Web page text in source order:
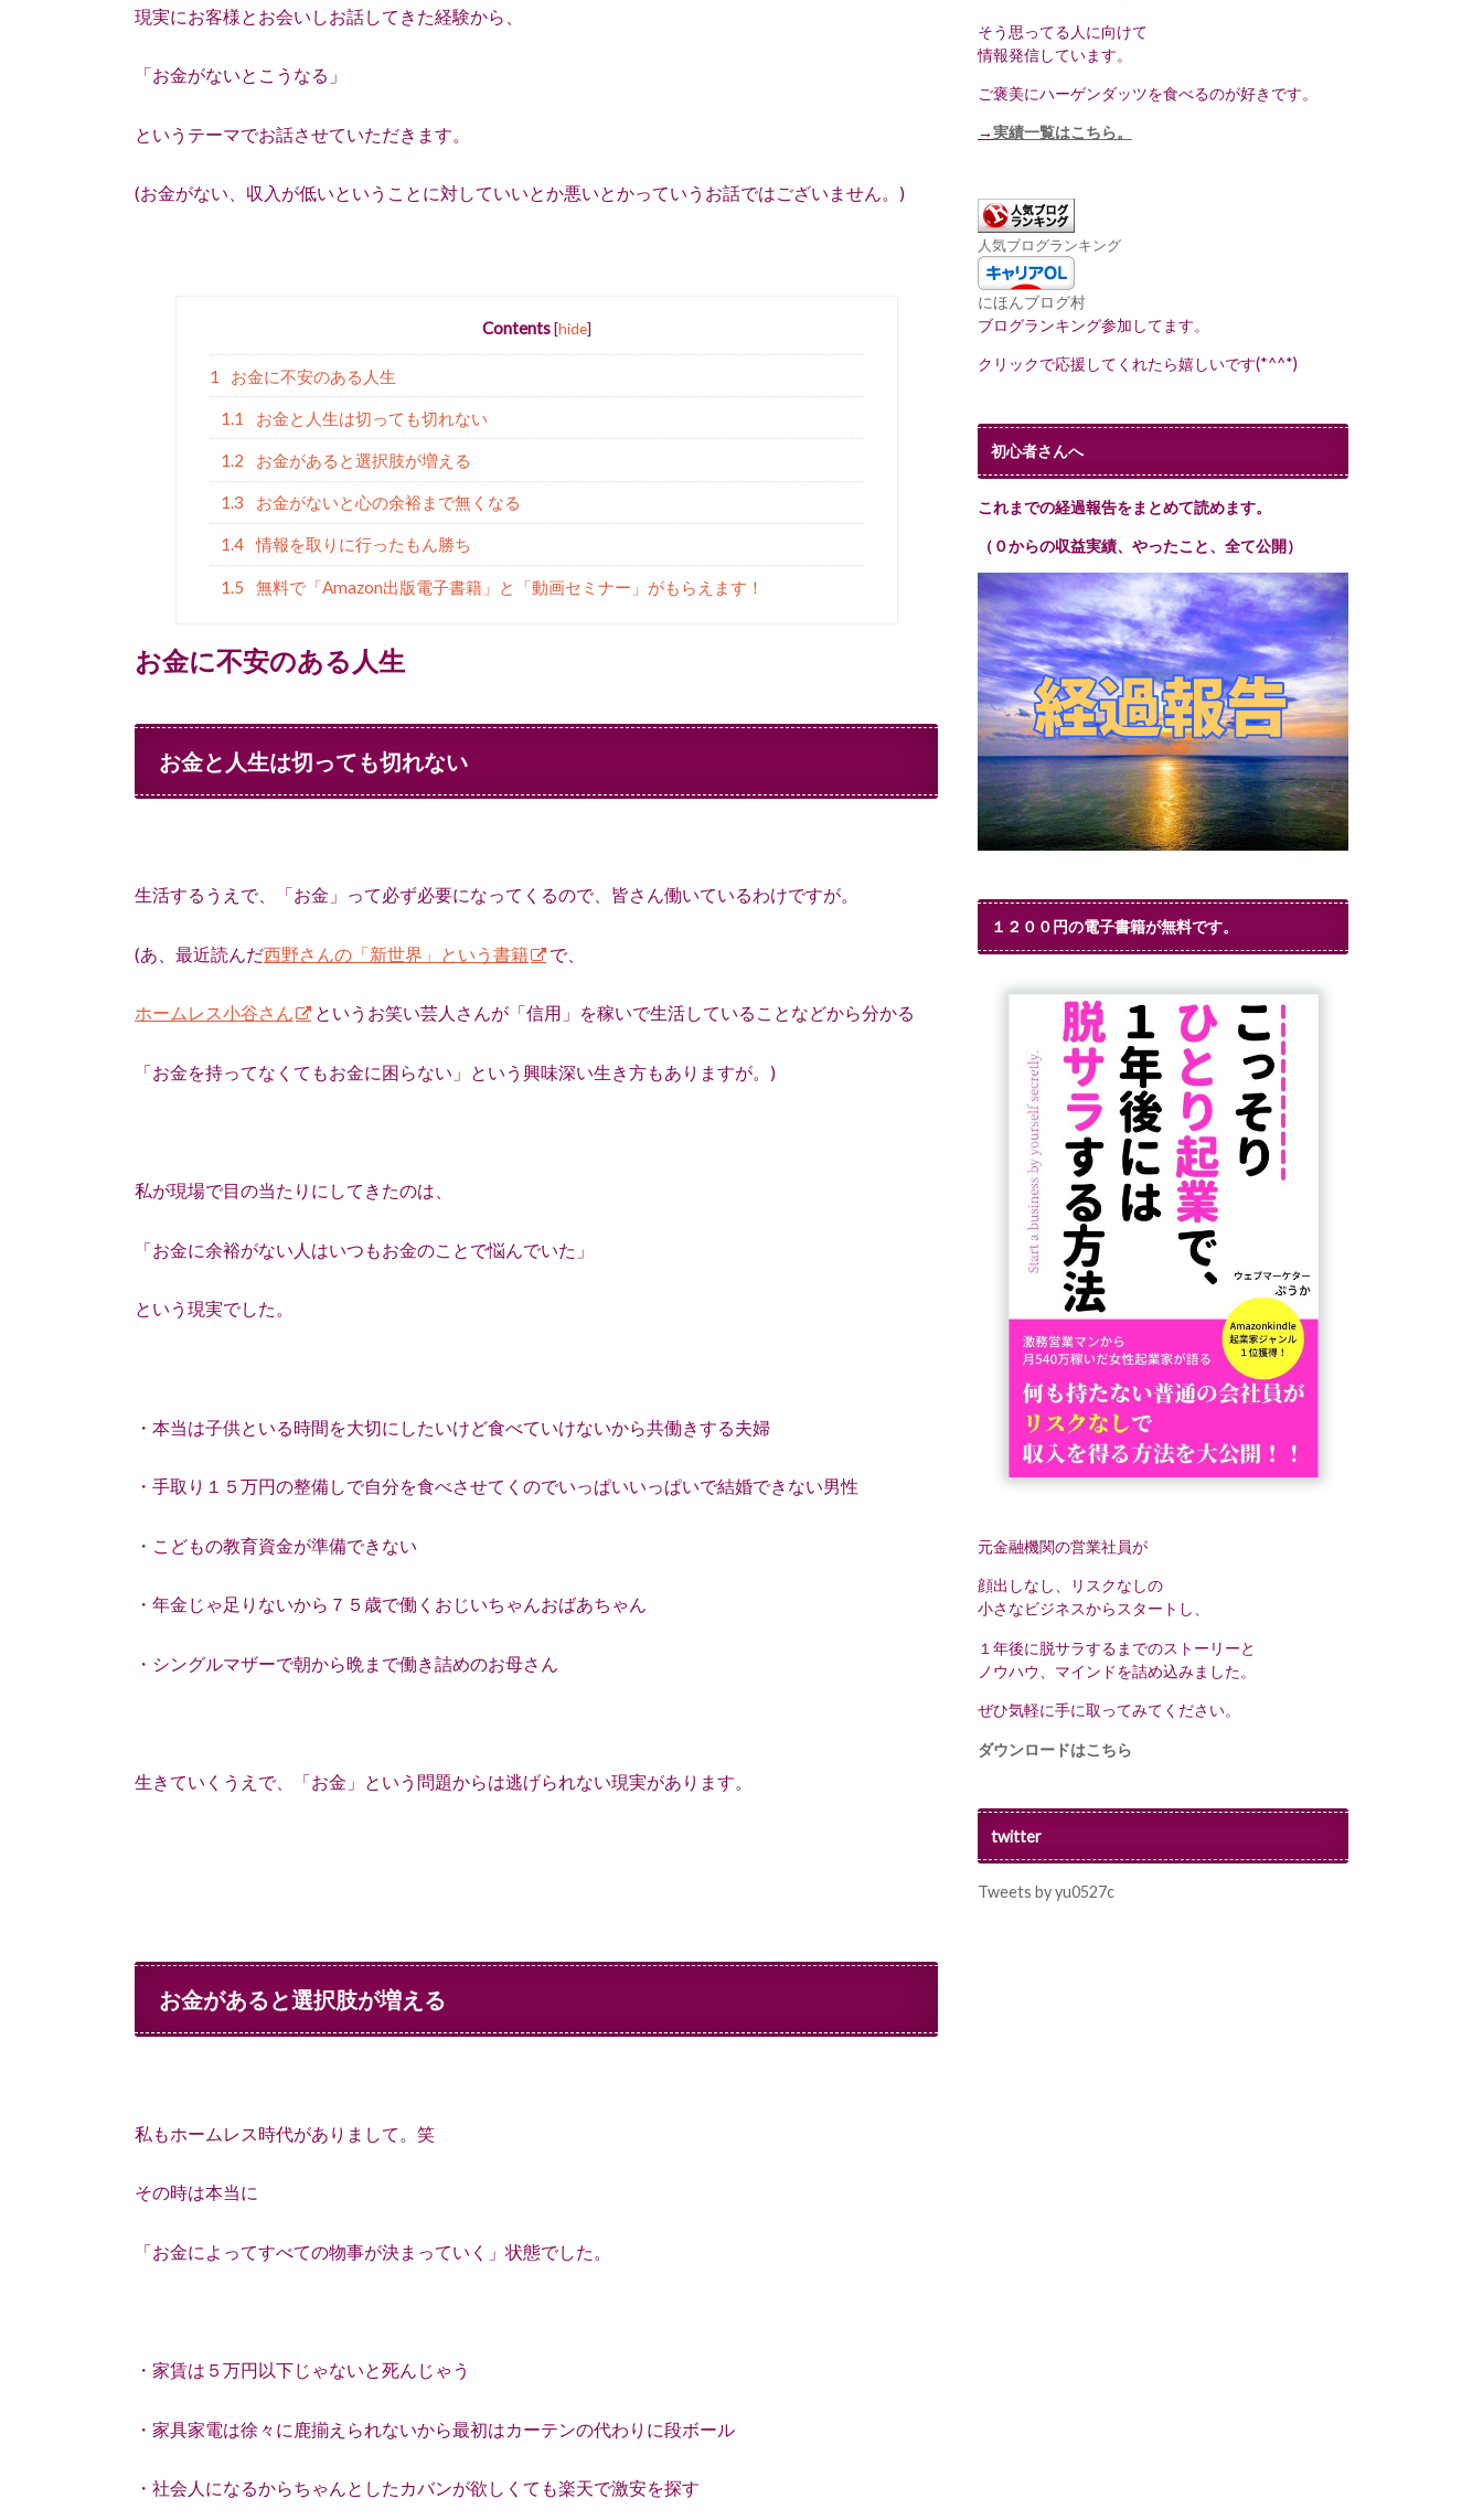
現実にお客様とお会いしお話してきた経験から、
「お金がないとこうなる」
というテーマでお話させていただきます。
(お金がない、収入が低いということに対していいとか悪いとかっていうお話ではございません。)
Contents [hide]
1 お金に不安のある人生
1.1 お金と人生は切っても切れない
1.2 お金があると選択肢が増える
1.3 お金がないと心の余裕まで無くなる
1.4 情報を取りに行ったもん勝ち
1.5 無料で「Amazon出版電子書籍」と「動画セミナー」がもらえます！
お金に不安のある人生
お金と人生は切っても切れない
生活するうえで、「お金」って必ず必要になってくるので、皆さん働いているわけですが。
(あ、最近読んだ西野さんの「新世界」という書籍 で、
ホームレス小谷さん というお笑い芸人さんが「信用」を稼いで生活していることなどから分かる
「お金を持ってなくてもお金に困らない」という興味深い生き方もありますが。)
私が現場で目の当たりにしてきたのは、
「お金に余裕がない人はいつもお金のことで悩んでいた」
という現実でした。
・本当は子供といる時間を大切にしたいけど食べていけないから共働きする夫婦
・手取り１５万円の整備しで自分を食べさせてくのでいっぱいいっぱいで結婚できない男性
・こどもの教育資金が準備できない
・年金じゃ足りないから７５歳で働くおじいちゃんおばあちゃん
・シングルマザーで朝から晩まで働き詰めのお母さん
生きていくうえで、「お金」という問題からは逃げられない現実があります。
お金があると選択肢が増える
私もホームレス時代がありまして。笑
その時は本当に
「お金によってすべての物事が決まっていく」状態でした。
・家賃は５万円以下じゃないと死んじゃう
・家具家電は徐々に鹿揃えられないから最初はカーテンの代わりに段ボール
・社会人になるからちゃんとしたカバンが欲しくても楽天で激安を探す
そう思ってる人に向けて
情報発信しています。
ご褒美にハーゲンダッツを食べるのが好きです。
→実績一覧はこちら。
人気ブログランキング
にほんブログ村
ブログランキング参加してます。
クリックで応援してくれたら嬉しいです(*^^*)
初心者さんへ
これまでの経過報告をまとめて読めます。
（０からの収益実績、やったこと、全て公開）
１２００円の電子書籍が無料です。
元金融機関の営業社員が
顔出しなし、リスクなしの
小さなビジネスからスタートし、
１年後に脱サラするまでのストーリーと
ノウハウ、マインドを詰め込みました。
ぜひ気軽に手に取ってみてください。
ダウンロードはこちら
twitter
Tweets by yu0527c